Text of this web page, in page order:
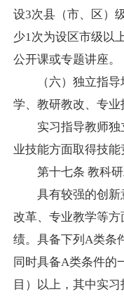
设3次县（市、区）
少1次为设区市级以
公开课或专题讲座。
（六）独立指导
学、教研教改、专业
实习指导教师独
业技能方面取得技能
第十七条 教科
具有较强的创
改革、专业教学等
绩。具备下列 A类条
同时具备A类条件的
目）以上，其中实